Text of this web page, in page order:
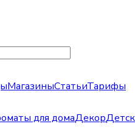
МагазиныСтатьиТарифы
для домаДекор